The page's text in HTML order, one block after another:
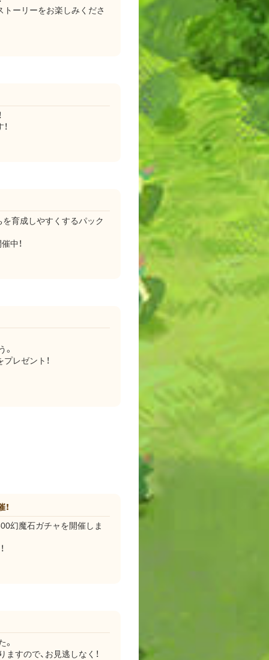
ーリーをお楽しみくださ
育成しやすくするパック
中！
レゼント！
幻魔石ガチャを開催しま
すので、お見逃しなく！